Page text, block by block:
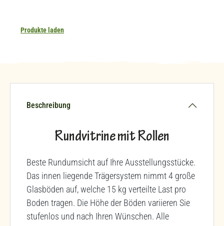
Produkte laden
Beschreibung
Rundvitrine mit Rollen
Beste Rundumsicht auf Ihre Ausstellungsstücke.
Das innen liegende Trägersystem nimmt 4 große
Glasböden auf, welche 15 kg verteilte Last pro
Boden tragen. Die Höhe der Böden variieren Sie
stufenlos und nach Ihren Wünschen. Alle